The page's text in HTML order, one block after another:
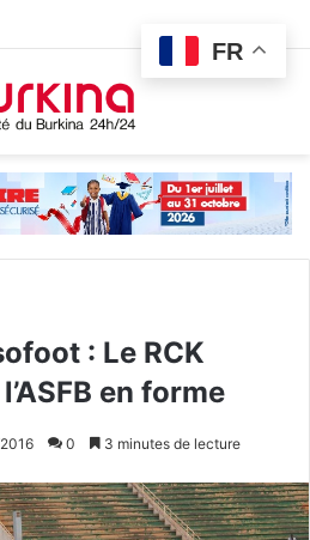
: Le RCK
en forme
0 3 minutes de lecture
FR